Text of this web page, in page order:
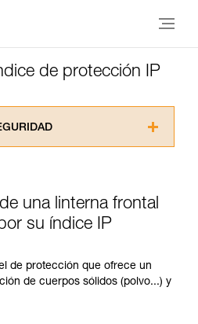
de protección IP
ficha técnica para poder
complemento informativo.
requiere una formación
su capacidad para
solo y con total
ejecutarlas de forma
una linterna frontal
su índice IP
de protección que ofrece un
de cuerpos sólidos (polvo...) y